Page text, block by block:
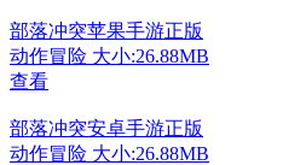
部落冲突苹果手游正版
动作冒险 大小:26.88MB
查看
部落冲突安卓手游正版
动作冒险 大小:26.88MB